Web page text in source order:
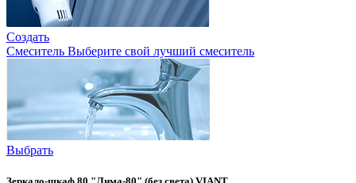
Создать
Смеситель Выберите свой лучший смеситель
Выбрать